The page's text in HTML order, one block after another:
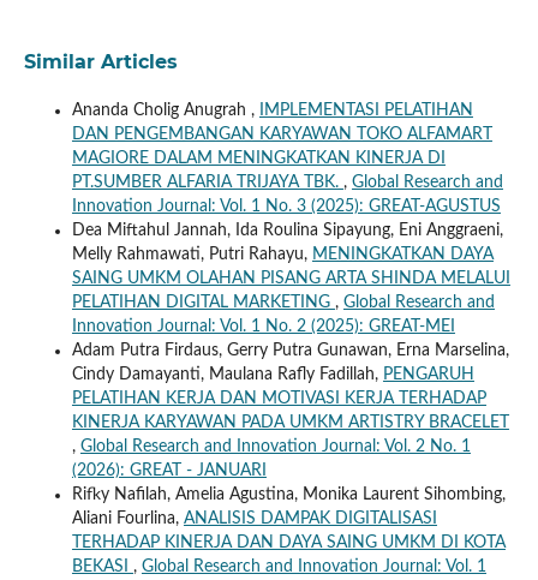
Similar Articles
Ananda Cholig Anugrah ,
IMPLEMENTASI PELATIHAN
DAN PENGEMBANGAN KARYAWAN TOKO ALFAMART
MAGIORE DALAM MENINGKATKAN KINERJA DI
PT.SUMBER ALFARIA TRIJAYA TBK. , Global Research and
Innovation Journal: Vol. 1 No. 3 (2025): GREAT-AGUSTUS
Dea Miftahul Jannah, Ida Roulina Sipayung, Eni Anggraeni,
Melly Rahmawati, Putri Rahayu, MENINGKATKAN DAYA
SAING UMKM OLAHAN PISANG ARTA SHINDA MELALUI
PELATIHAN DIGITAL MARKETING , Global Research and
Innovation Journal: Vol. 1 No. 2 (2025): GREAT-MEI
Adam Putra Firdaus, Gerry Putra Gunawan, Erna Marselina,
Cindy Damayanti, Maulana Rafly Fadillah, PENGARUH
PELATIHAN KERJA DAN MOTIVASI KERJA TERHADAP
KINERJA KARYAWAN PADA UMKM ARTISTRY BRACELET
, Global Research and Innovation Journal: Vol. 2 No. 1
(2026): GREAT - JANUARI
Rifky Nafilah, Amelia Agustina, Monika Laurent Sihombing,
Aliani Fourlina, ANALISIS DAMPAK DIGITALISASI
TERHADAP KINERJA DAN DAYA SAING UMKM DI KOTA
BEKASI , Global Research and Innovation Journal: Vol. 1